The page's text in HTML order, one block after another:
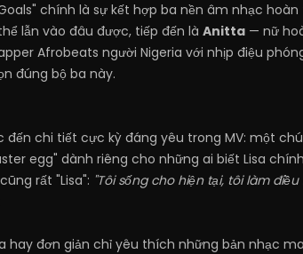
chính là sự kết hợp ba nền âm nhạc
lẫn vào đâu được, tiếp đến là Anitta — nữ
Afrobeats người Nigeria với nhịp điệu
đúng bộ ba này.
đến chi tiết cực kỳ đáng yêu trong MV: một chú
egg" dành riêng cho những ai biết Lisa
rất "Lisa": "Tôi sống cho hiện tại, tôi làm
hay đơn giản chỉ yêu thích những bản nhạc